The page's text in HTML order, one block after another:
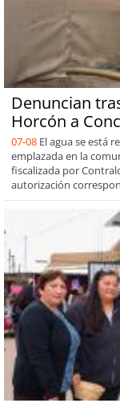
Denuncian
Horcón a
07-08 El agua se está
emplazada en la
fiscalizada por
autorización